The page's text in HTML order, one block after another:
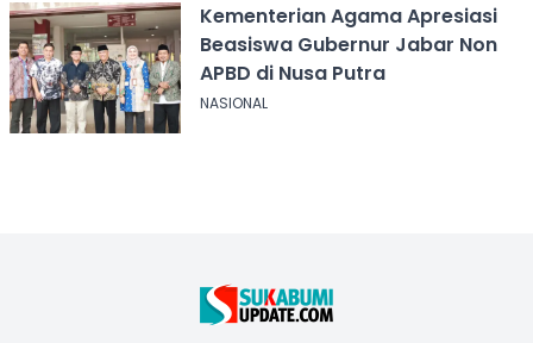
Kementerian Agama Apresiasi
Beasiswa Gubernur Jabar Non
APBD di Nusa Putra
NASIONAL